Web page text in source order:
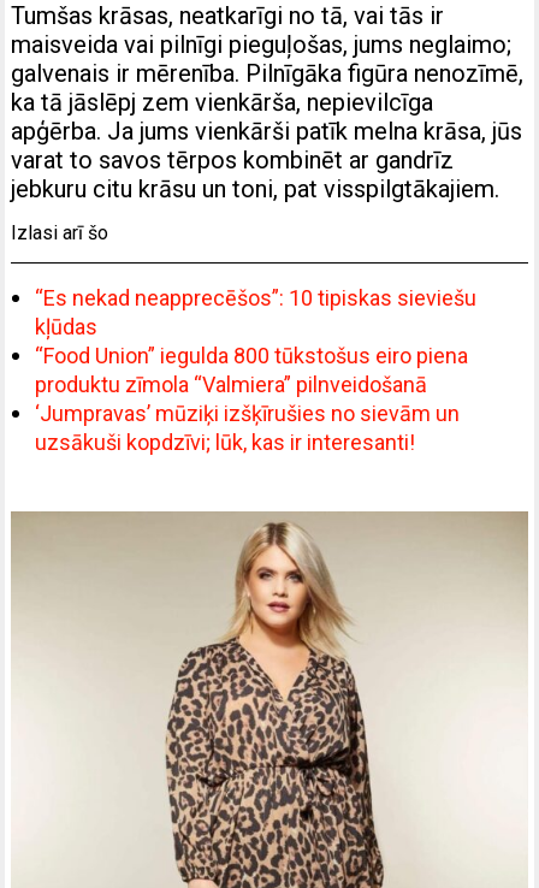
Tumšas krāsas, neatkarīgi no tā, vai tās ir
maisveida vai pilnīgi pieguļošas, jums neglaimo;
galvenais ir mērenība. Pilnīgāka figūra nenozīmē,
ka tā jāslēpj zem vienkārša, nepievilcīga
apģērba. Ja jums vienkārši patīk melna krāsa, jūs
varat to savos tērpos kombinēt ar gandrīz
jebkuru citu krāsu un toni, pat visspilgtākajiem.
Izlasi arī šo
“Es nekad neapprecēšos”: 10 tipiskas sieviešu
kļūdas
“Food Union” iegulda 800 tūkstošus eiro piena
produktu zīmola “Valmiera” pilnveidošanā
‘Jumpravas’ mūziķi izšķīrušies no sievām un
uzsākuši kopdzīvi; lūk, kas ir interesanti!